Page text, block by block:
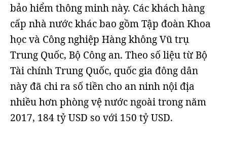
bảo hiểm thông minh này. Các khách hàng
cấp nhà nước khác bao gồm Tập đoàn Khoa
học và Công nghiệp Hàng không Vũ trụ
Trung Quốc, Bộ Công an. Theo số liệu từ Bộ
Tài chính Trung Quốc, quốc gia đông dân
này đã chi ra số tiền cho an ninh nội địa
nhiều hơn phòng vệ nước ngoài trong năm
2017, 184 tỷ USD so với 150 tỷ USD.